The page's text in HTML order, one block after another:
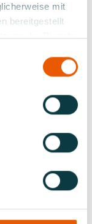
mit
bereitgestellt
der Dienste
IM